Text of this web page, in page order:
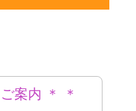
案内 ＊ ＊